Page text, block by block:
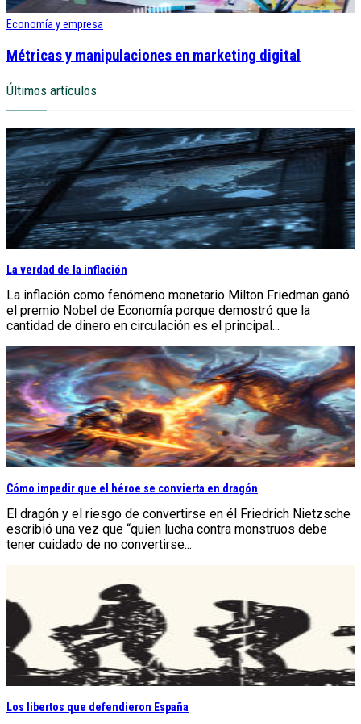
Economía y empresa
Métricas y manipulaciones en marketing digital
Últimos artículos
La verdad de la inflación
La inflación como fenómeno monetario Milton Friedman ganó
el premio Nobel de Economía porque demostró que la
cantidad de dinero en circulación es el principal...
Cómo impedir que el héroe se convierta en dragón
El dragón y el riesgo de convertirse en él Friedrich Nietzsche
escribió una vez que “quien lucha contra monstruos debe
tener cuidado de no convertirse...
Los libertos que defendieron España